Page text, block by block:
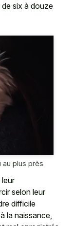
six à douze
au plus près
selon leur
difficile
la naissance,